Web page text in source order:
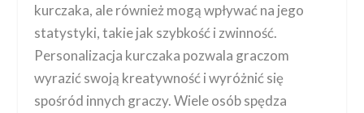
kurczaka, ale również mogą wpływać na jego
statystyki, takie jak szybkość i zwinność.
Personalizacja kurczaka pozwala graczom
wyrazić swoją kreatywność i wyróżnić się
spośród innych graczy. Wiele osób spędza